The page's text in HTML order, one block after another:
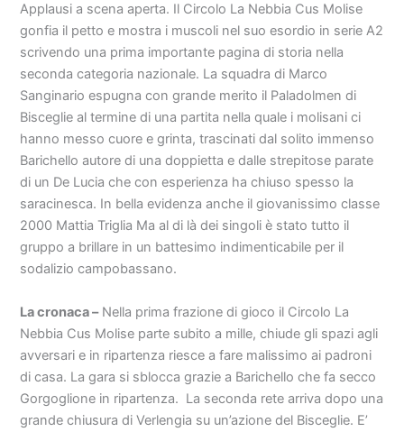
Applausi a scena aperta. Il Circolo La Nebbia Cus Molise
gonfia il petto e mostra i muscoli nel suo esordio in serie A2
scrivendo una prima importante pagina di storia nella
seconda categoria nazionale. La squadra di Marco
Sanginario espugna con grande merito il Paladolmen di
Bisceglie al termine di una partita nella quale i molisani ci
hanno messo cuore e grinta, trascinati dal solito immenso
Barichello autore di una doppietta e dalle strepitose parate
di un De Lucia che con esperienza ha chiuso spesso la
saracinesca. In bella evidenza anche il giovanissimo classe
2000 Mattia Triglia Ma al di là dei singoli è stato tutto il
gruppo a brillare in un battesimo indimenticabile per il
sodalizio campobassano.
La cronaca –Nella prima frazione di gioco il Circolo La
Nebbia Cus Molise parte subito a mille, chiude gli spazi agli
avversari e in ripartenza riesce a fare malissimo ai padroni
di casa. La gara si sblocca grazie a Barichello che fa secco
Gorgoglione in ripartenza. La seconda rete arriva dopo una
grande chiusura di Verlengia su un’azione del Bisceglie. E’